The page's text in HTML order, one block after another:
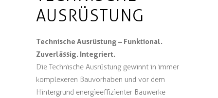
AUSRÜSTUNG
Technische Ausrüstung – Funktional.
Zuverlässig. Integriert.
Die Technische Ausrüstung gewinnt in immer
komplexeren Bauvorhaben und vor dem
Hintergrund energieeffizienter Bauwerke